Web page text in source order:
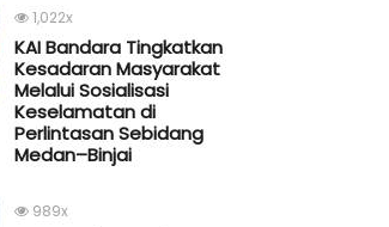
1,022x
KAI Bandara Tingkatkan
Kesadaran Masyarakat
Melalui Sosialisasi
Keselamatan di
Perlintasan Sebidang
Medan–Binjai
989x